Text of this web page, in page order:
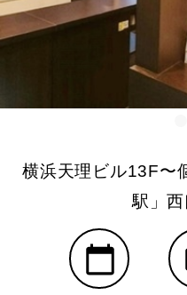
横浜天理ビル13F〜
駅」